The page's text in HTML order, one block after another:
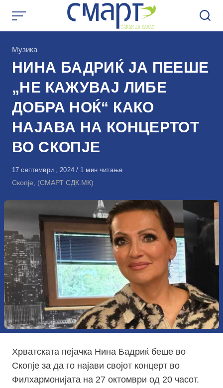
КАтегорија
Музика
НИНА БАДРИЌ ЈА ПЕЕШЕ
„НЕ КАЖУВАЈ ЛИБЕ
ДОБРА НОЌ“ КАКО
НАЈАВА НА КОНЦЕРТОТ
ВО СКОПЈЕ
Објавено
на
17 септември , 2024 1 мин читање
Скопје, (СМАРТ СДК.МК)
Хрватската пејачка Нина Бадриќ беше во
Скопје за да го најави својот концерт во
Филхармонијата на 27 октомври од 20 часот.